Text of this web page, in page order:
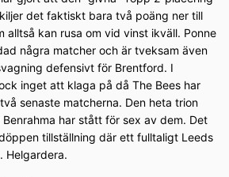
det faktiskt bara två poäng ner till
alltså kan rusa om vid vinst ikväll. Ponne
några matcher och är tveksam även
defensivt för Brentford. I
inget att klaga på då The Bees har
senaste matcherna. Den heta trion
har stått för sex av dem. Det
tillställning där ett fulltaligt Leeds
Helgardera.